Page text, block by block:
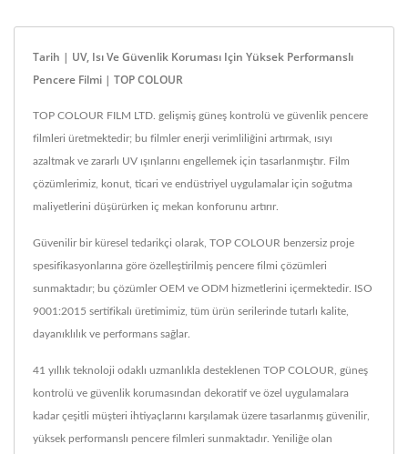
Tarih | UV, Isı Ve Güvenlik Koruması Için Yüksek Performanslı
Pencere Filmi | TOP COLOUR
TOP COLOUR FILM LTD. gelişmiş güneş kontrolü ve güvenlik pencere
filmleri üretmektedir; bu filmler enerji verimliliğini artırmak, ısıyı
azaltmak ve zararlı UV ışınlarını engellemek için tasarlanmıştır. Film
çözümlerimiz, konut, ticari ve endüstriyel uygulamalar için soğutma
maliyetlerini düşürürken iç mekan konforunu artırır.
Güvenilir bir küresel tedarikçi olarak, TOP COLOUR benzersiz proje
spesifikasyonlarına göre özelleştirilmiş pencere filmi çözümleri
sunmaktadır; bu çözümler OEM ve ODM hizmetlerini içermektedir. ISO
9001:2015 sertifikalı üretimimiz, tüm ürün serilerinde tutarlı kalite,
dayanıklılık ve performans sağlar.
41 yıllık teknoloji odaklı uzmanlıkla desteklenen TOP COLOUR, güneş
kontrolü ve güvenlik korumasından dekoratif ve özel uygulamalara
kadar çeşitli müşteri ihtiyaçlarını karşılamak üzere tasarlanmış güvenilir,
yüksek performanslı pencere filmleri sunmaktadır. Yeniliğe olan